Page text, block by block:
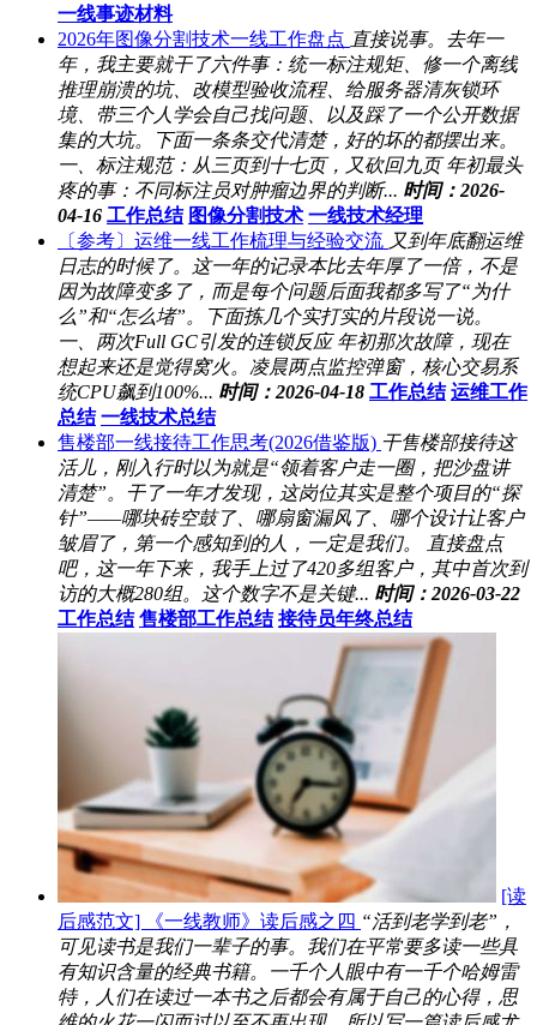
一线事迹材料
2026年图像分割技术一线工作盘点 直接说事。去年一
年，我主要就干了六件事：统一标注规矩、修一个离线
推理崩溃的坑、改模型验收流程、给服务器清灰锁环
境、带三个人学会自己找问题、以及踩了一个公开数据
集的大坑。下面一条条交代清楚，好的坏的都摆出来。
一、标注规范：从三页到十七页，又砍回九页 年初最头
疼的事：不同标注员对肿瘤边界的判断... 时间：2026-
04-16 工作总结 图像分割技术 一线技术经理
〔参考〕运维一线工作梳理与经验交流 又到年底翻运维
日志的时候了。这一年的记录本比去年厚了一倍，不是
因为故障变多了，而是每个问题后面我都多写了“为什
么”和“怎么堵”。下面拣几个实打实的片段说一说。
一、两次Full GC引发的连锁反应 年初那次故障，现在
想起来还是觉得窝火。凌晨两点监控弹窗，核心交易系
统CPU飙到100%... 时间：2026-04-18 工作总结 运维工作
总结 一线技术总结
售楼部一线接待工作思考(2026借鉴版) 干售楼部接待这
活儿，刚入行时以为就是“领着客户走一圈，把沙盘讲
清楚”。干了一年才发现，这岗位其实是整个项目的“探
针”——哪块砖空鼓了、哪扇窗漏风了、哪个设计让客户
皱眉了，第一个感知到的人，一定是我们。 直接盘点
吧，这一年下来，我手上过了420多组客户，其中首次到
访的大概280组。这个数字不是关键... 时间：2026-03-22
工作总结 售楼部工作总结 接待员年终总结
[读
后感范文] 《一线教师》读后感之四 “活到老学到老”，
可见读书是我们一辈子的事。我们在平常要多读一些具
有知识含量的经典书籍。一千个人眼中有一千个哈姆雷
特，人们在读过一本书之后都会有属于自己的心得，思